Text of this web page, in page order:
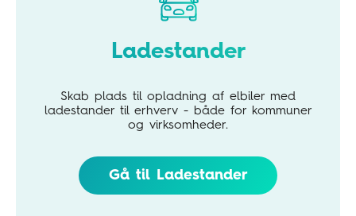
Ladestander
Skab plads til opladning af elbiler med
ladestander til erhverv - både for kommuner
og virksomheder.
Gå til Ladestander